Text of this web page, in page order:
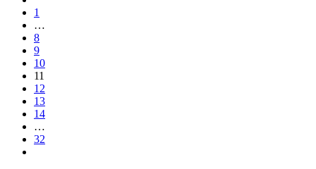
1
…
8
9
10
11
12
13
14
…
32